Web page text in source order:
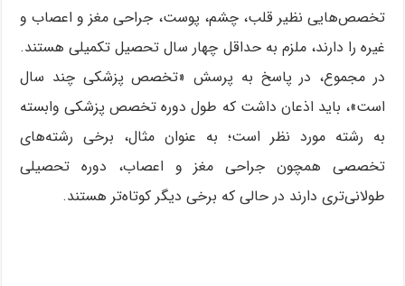
تخصص‌هایی نظیر قلب، چشم، پوست، جراحی مغز و اعصاب و
غیره را دارند، ملزم به حداقل چهار سال تحصیل تکمیلی هستند.
در مجموع، در پاسخ به پرسش «تخصص پزشکی چند سال
است»، باید اذعان داشت که طول دوره تخصص پزشکی وابسته
به رشته مورد نظر است؛ به عنوان مثال، برخی رشته‌های
تخصصی همچون جراحی مغز و اعصاب، دوره تحصیلی
طولانی‌تری دارند در حالی که برخی دیگر کوتاه‌تر هستند.